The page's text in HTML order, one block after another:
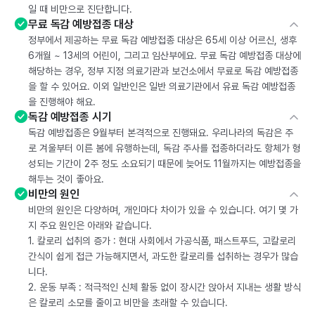
일 때 비만으로 진단합니다.
무료 독감 예방접종 대상
정부에서 제공하는 무료 독감 예방접종 대상은 65세 이상 어르신, 생후
6개월 ~ 13세의 어린이, 그리고 임산부에요. 무료 독감 예방접종 대상에
해당하는 경우, 정부 지정 의료기관과 보건소에서 무료로 독감 예방접종
을 할 수 있어요. 이외 일반인은 일반 의료기관에서 유료 독감 예방접종
을 진행해야 해요.
독감 예방접종 시기
독감 예방접종은 9월부터 본격적으로 진행돼요. 우리나라의 독감은 주
로 겨울부터 이른 봄에 유행하는데, 독감 주사를 접종하더라도 항체가 형
성되는 기간이 2주 정도 소요되기 때문에 늦어도 11월까지는 예방접종을
해두는 것이 좋아요.
비만의 원인
비만의 원인은 다양하며, 개인마다 차이가 있을 수 있습니다. 여기 몇 가
지 주요 원인은 아래와 같습니다.
1. 칼로리 섭취의 증가 : 현대 사회에서 가공식품, 패스트푸드, 고칼로리
간식이 쉽게 접근 가능해지면서, 과도한 칼로리를 섭취하는 경우가 많습
니다.
2. 운동 부족 : 적극적인 신체 활동 없이 장시간 앉아서 지내는 생활 방식
은 칼로리 소모를 줄이고 비만을 초래할 수 있습니다.